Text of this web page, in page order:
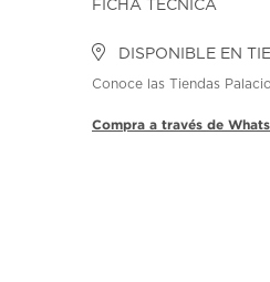
FICHA TÉCNICA
DISPONIBLE EN
Conoce las Tiendas
Compra a través de